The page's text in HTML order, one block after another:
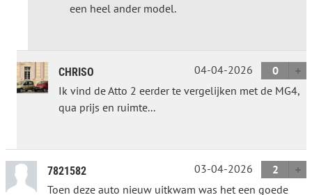
een heel ander model.
CHRISO 04-04-2026
0
Ik vind de Atto 2 eerder te vergelijken met de MG4,
qua prijs en ruimte...
7821582 03-04-2026
2
Toen deze auto nieuw uitkwam was het een goede